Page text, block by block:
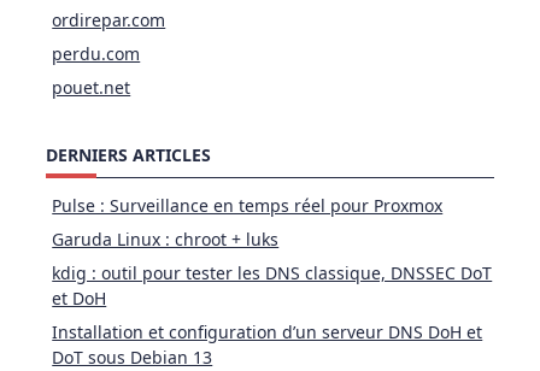
ordirepar.com
perdu.com
pouet.net
DERNIERS ARTICLES
Pulse : Surveillance en temps réel pour Proxmox
Garuda Linux : chroot + luks
kdig : outil pour tester les DNS classique, DNSSEC DoT
et DoH
Installation et configuration d’un serveur DNS DoH et
DoT sous Debian 13